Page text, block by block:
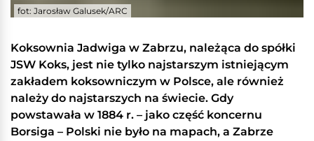
fot: Jarosław Galusek/ARC
Koksownia Jadwiga w Zabrzu, należąca do spółki
JSW Koks, jest nie tylko najstarszym istniejącym
zakładem koksowniczym w Polsce, ale również
należy do najstarszych na świecie. Gdy
powstawała w 1884 r. – jako część koncernu
Borsiga – Polski nie było na mapach, a Zabrze